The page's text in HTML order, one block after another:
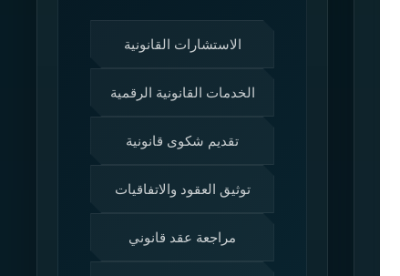
الاستشارات القانونية
الخدمات القانونية الرقمية
تقديم شكوى قانونية
توثيق العقود والاتفاقيات
مراجعة عقد قانوني